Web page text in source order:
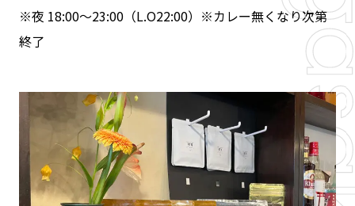
※夜 18:00〜23:00（L.O22:00）※カレー無くなり次第
終了